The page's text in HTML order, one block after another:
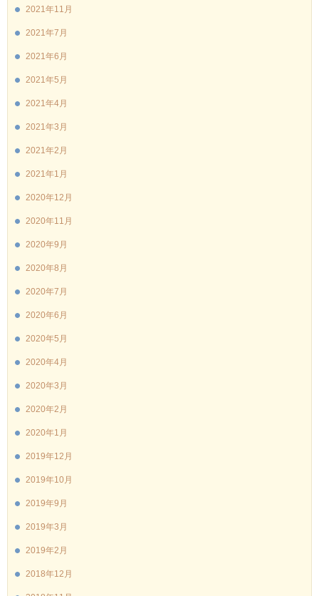
2021年11月
2021年7月
2021年6月
2021年5月
2021年4月
2021年3月
2021年2月
2021年1月
2020年12月
2020年11月
2020年9月
2020年8月
2020年7月
2020年6月
2020年5月
2020年4月
2020年3月
2020年2月
2020年1月
2019年12月
2019年10月
2019年9月
2019年3月
2019年2月
2018年12月